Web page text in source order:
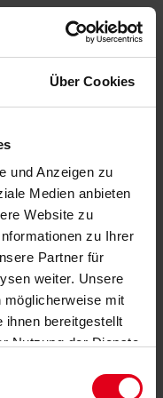
Über Cookies
und Anzeigen zu
Medien anbieten
Website zu
zu Ihrer
Partner für
weiter. Unsere
möglicherweise mit
ihnen bereitgestellt
Nutzung der Dienste